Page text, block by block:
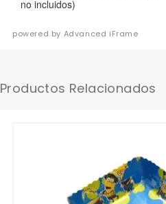
powered by Advanced iFrame
Productos Relacionados